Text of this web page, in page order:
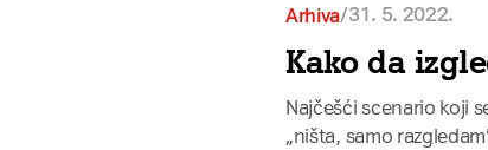
Arhiva/31. 5. 2022.
Kako da
Najčešći scenario koji
„ništa, samo